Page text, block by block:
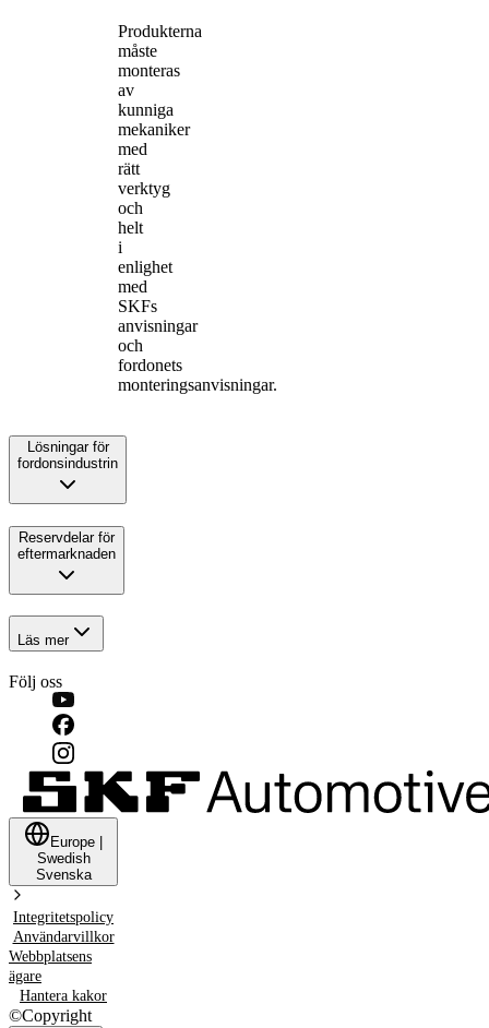
Produkterna
måste
monteras
av
kunniga
mekaniker
med
rätt
verktyg
och
helt
i
enlighet
med
SKFs
anvisningar
och
fordonets
monteringsanvisningar.
Lösningar för
fordonsindustrin
Reservdelar för
eftermarknaden
Läs mer
Följ oss
Europe
Swedish
Svenska
Integritetspolicy
Användarvillkor
Webbplatsens
ägare
Hantera kakor
©Copyright